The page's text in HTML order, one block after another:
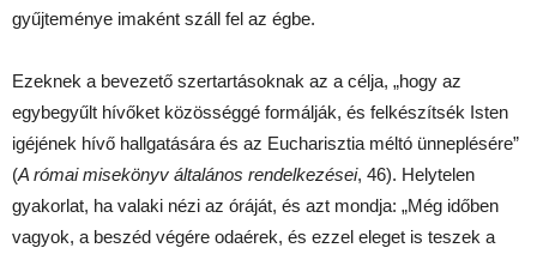
gyűjteménye imaként száll fel az égbe.
Ezeknek a bevezető szertartásoknak az a célja, „hogy az
egybegyűlt hívőket közösséggé formálják, és felkészítsék Isten
igéjének hívő hallgatására és az Eucharisztia méltó ünneplésére”
(A római misekönyv általános rendelkezései, 46). Helytelen
gyakorlat, ha valaki nézi az óráját, és azt mondja: „Még időben
vagyok, a beszéd végére odaérek, és ezzel eleget is teszek a